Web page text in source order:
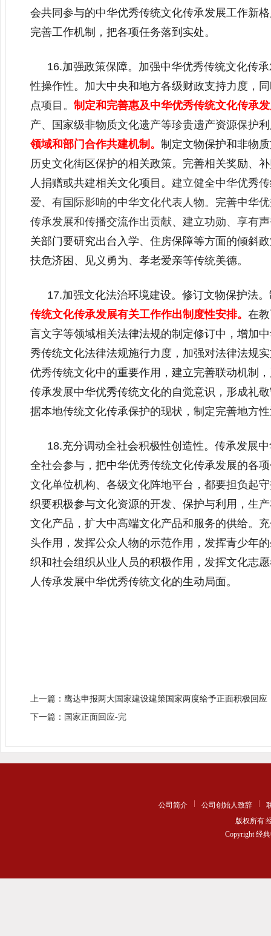
会共同参与的中华优秀传统文化传承发展工作新
完善工作机制，把各项任务落到实处。
16.加强政策保障。加强中华优秀传统文化传
性操作性。加大中央和地方各级财政支持力度 ，
点项目。 制定和完善惠及中华优秀传统文化传承
产、国家级非物质文化遗产等珍贵遗产资源保护
领域和部门合作共建机制。 制定文物保护和非物
历史文化街区保护的相关政策。完善相关奖励、
人捐赠或共建相关文化项目。 建立健全中华优秀
爱、有国际影响的中华文化代表人物。完善中华
传承发展和传播交流作出贡献、建立功勋、享有
关部门要研究出台入学、住房保障等方面的倾斜
扶危济困、见义勇为、孝老爱亲等传统美德。
17.加强文化法治环境建设。修订文物保护法
传统文化传承发展有关工作作出制度性安排。 在
言文字等领域相关法律法规的制定修订中，增加
秀传统文化法律法规施行力度，加强对法律法规
优秀传统文化中的重要作用，建立完善联动机制
传承发展中华优秀传统文化的自觉意识，形成礼
据本地传统文化传承保护的现状，制定完善地方
18.充分调动全社会积极性创造性。传承发展
全社会参与，把中华优秀传统文化传承发展的各
文化单位机构、各级文化阵地平台，都要担负起
织要积极参与文化资源的开发、保护与利用，生
文化产品，扩大中高端文化产品和服务的供给。
头作用，发挥公众人物的示范作用，发挥青少年
织和社会组织从业人员的积极作用，发挥文化志
人传承发展中华优秀传统文化的生动局面。
上一篇： 鹰达申报两大国家建设建策国家两度给予正面积极回应
下一篇：国家正面回应-完
公司简介 公司创始人致辞
版权所有:
Copyright 经